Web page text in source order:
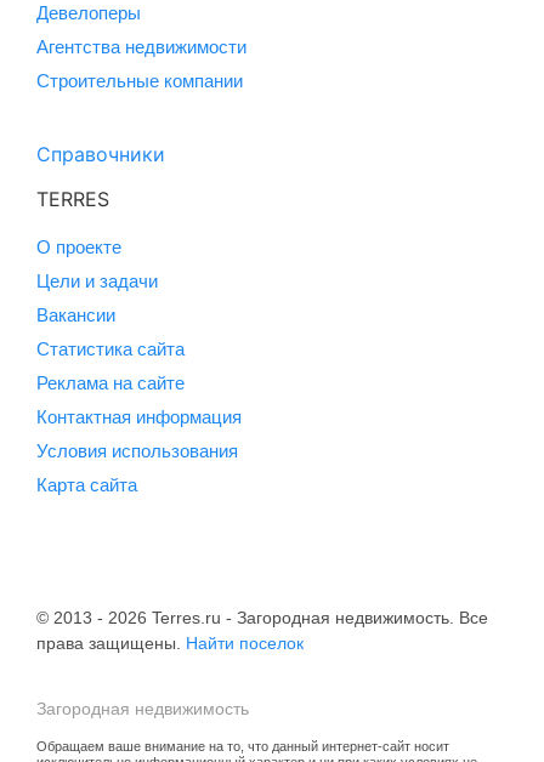
Девелоперы
Агентства недвижимости
Строительные компании
Справочники
TERRES
О проекте
Цели и задачи
Вакансии
Статистика сайта
Реклама на сайте
Контактная информация
Условия использования
Карта сайта
© 2013 - 2026 Terres.ru - Загородная недвижимость. Все
права защищены. Найти поселок
Загородная недвижимость
Обращаем ваше внимание на то, что данный интернет-сайт носит